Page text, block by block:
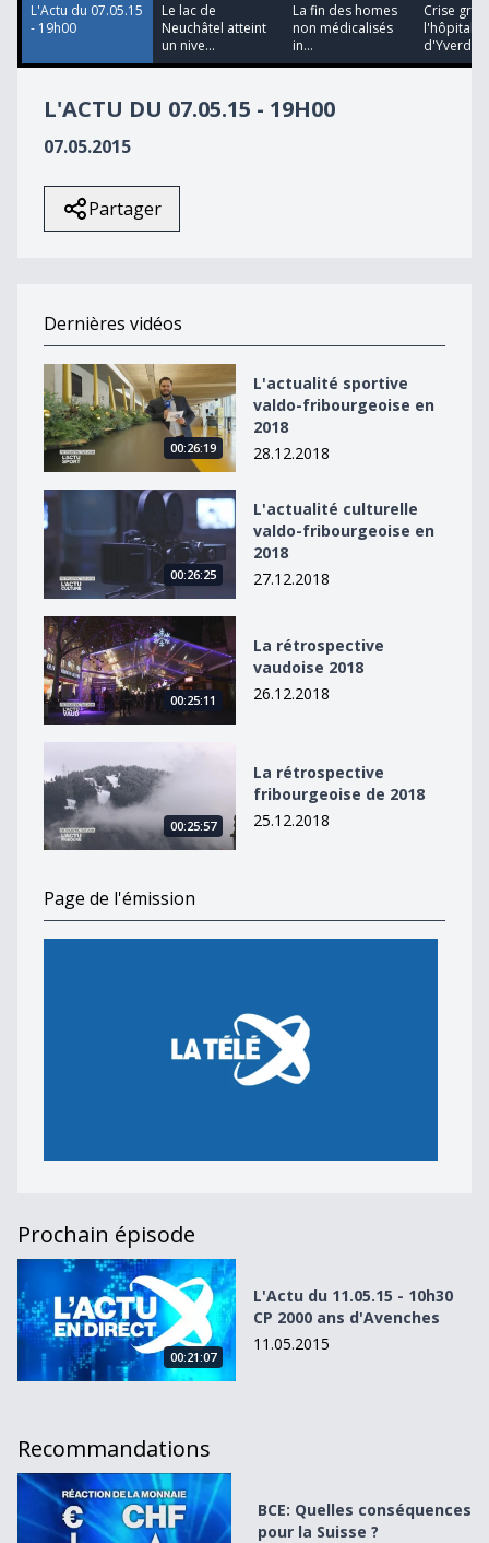
L'Actu du 07.05.15
- 19h00
Le lac de
Neuchâtel atteint
un nive...
La fin des homes
non médicalisés
in...
Crise
l'hôpital
L'ACTU DU 07.05.15 - 19H00
07.05.2015
Partager
Dernières vidéos
L&#039;actualité sportive valdo-fribourgeoise en 2018
00:26:19
L'actualité sportive
valdo-fribourgeoise en
2018
28.12.2018
L&#039;actualité culturelle valdo-fribourgeoise en
00:26:25
L'actualité culturelle
valdo-fribourgeoise en
2018
27.12.2018
La rétrospective vaudoise 2018
00:25:11
La rétrospective
vaudoise 2018
26.12.2018
00:25:57
La rétrospective
fribourgeoise de 2018
25.12.2018
Page de l'émission
Prochain épisode
L&#039;Actu du 11.05.15 - 10h30 CP 2000 ans
00:21:07
L'Actu du 11.05.15 - 10h30
CP 2000 ans d'Avenches
11.05.2015
Recommandations
BCE: Quelles conséquences pour la Suisse ?
BCE: Quelles conséquences
pour la Suisse ?